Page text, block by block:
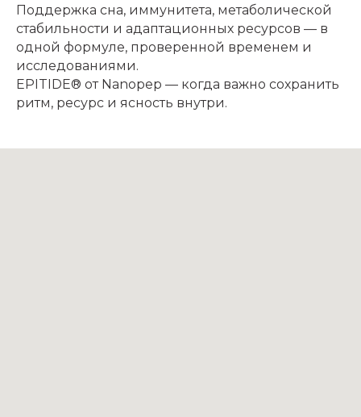
Поддержка сна, иммунитета, метаболической
стабильности и адаптационных ресурсов — в
одной формуле, проверенной временем и
исследованиями.
EPITIDE® от Nanopep — когда важно сохранить
ритм, ресурс и ясность внутри.